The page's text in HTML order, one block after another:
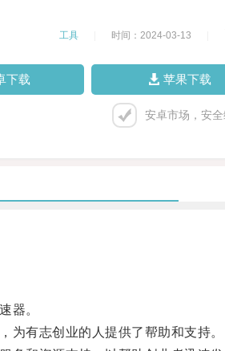
工具 时间：2024-03-13
下载 苹果下载
安卓市场，安全
器。
有志创业的人提供了帮助和支持。